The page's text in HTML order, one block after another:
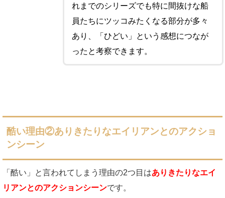
れまでのシリーズでも特に間抜けな船
員たちにツッコみたくなる部分が多々
あり、「ひどい」という感想につなが
ったと考察できます。
酷い理由②ありきたりなエイリアンとのアクショ
ンシーン
「酷い」と言われてしまう理由の2つ目はありきたりなエイ
リアンとのアクションシーンです。